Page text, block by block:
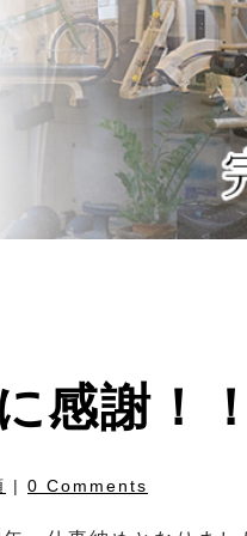
感謝！
| 0 Comments